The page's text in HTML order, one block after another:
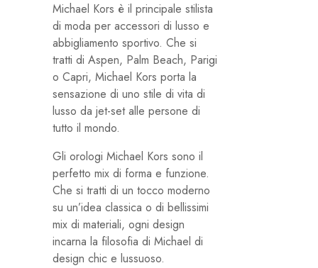
Michael Kors è il principale stilista
di moda per accessori di lusso e
abbigliamento sportivo. Che si
tratti di Aspen, Palm Beach, Parigi
o Capri, Michael Kors porta la
sensazione di uno stile di vita di
lusso da jet-set alle persone di
tutto il mondo.
Gli orologi Michael Kors sono il
perfetto mix di forma e funzione.
Che si tratti di un tocco moderno
su un’idea classica o di bellissimi
mix di materiali, ogni design
incarna la filosofia di Michael di
design chic e lussuoso.